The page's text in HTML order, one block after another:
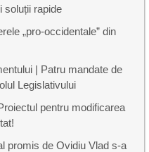
soluții rapide
„pro-occidentale” din
| Patru mandate de
Legislativului
pentru modificarea
promis de Ovidiu Vlad s-a